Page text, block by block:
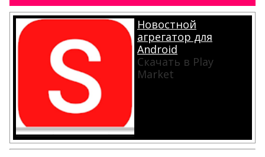
Новостной
агрегатор для
Android
Скачать в Play
Market